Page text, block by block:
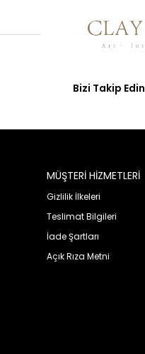
Bizi Takip Edin
MÜŞTERİ HİZMETLERİ
Gizlilik İlkeleri
Teslimat Bilgileri
İade Şartları
Açık Rıza Metni